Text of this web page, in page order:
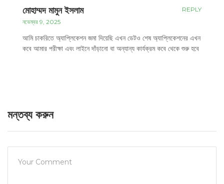
মোহাম্মদ মামুন ইসলাম
REPLY
নভেম্বর 9, 2025
আমি চাকরিতে অ্যাপ্লিকেশন জমা দিয়েছি এখন ডেটও শেষ অ্যাপ্লিকেশনের এখন
কবে আমার পরীক্ষা এবং লাইনে দাঁড়ানো বা অন্যান্য কার্যক্রম কবে থেকে শুরু হবে
মন্তব্য করুন